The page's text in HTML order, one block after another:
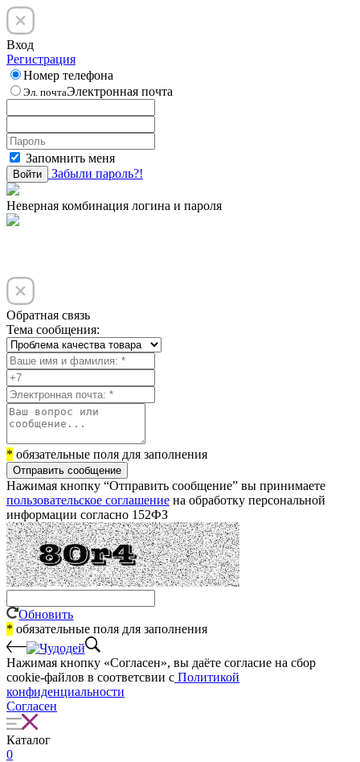
Вход
Регистрация
Номер телефона
Эл. почтаЭлектронная почта
Запомнить меня
Войти Забыли пароль?!
Неверная комбинация логина и пароля
Обратная связь
Тема сообщения:
* обязательные поля для заполнения
Отправить сообщение
Нажимая кнопку “Отправить сообщение” вы принимаете
пользовательское соглашение на обработку персональной
информации согласно 152ФЗ
Обновить
* обязательные поля для заполнения
Нажимая кнопку «Согласен», вы даёте cогласие на сбор
cookie-файлов в соответсвии с Политикой
конфиденциальности
Согласен
Каталог
0